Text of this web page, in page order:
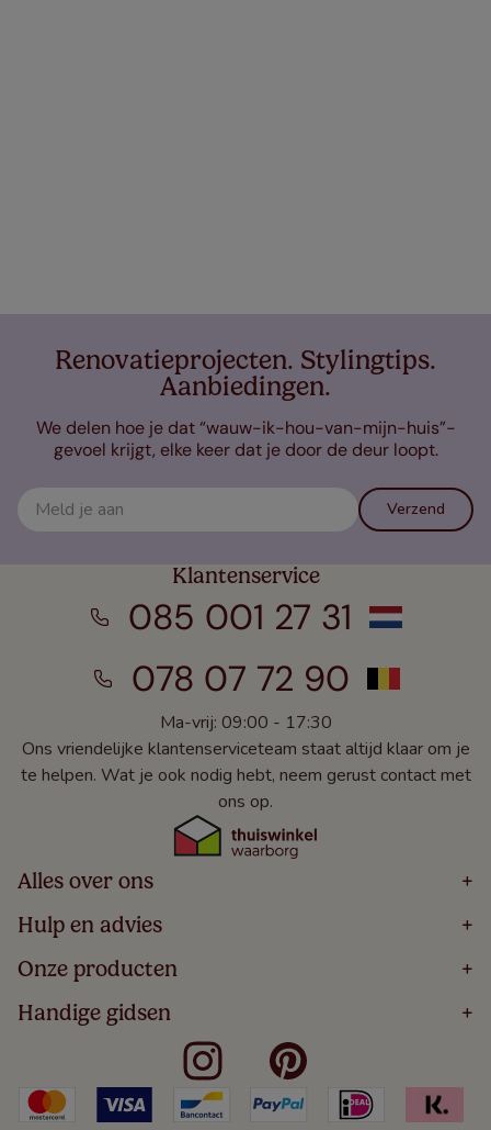
Renovatieprojecten. Stylingtips.
Aanbiedingen.
We delen hoe je dat “wauw-ik-hou-van-mijn-huis”-
gevoel krijgt, elke keer dat je door de deur loopt.
Verzend
Klantenservice
085 001 27 31
078 07 72 90
Ma-vrij: 09:00 - 17:30
Ons vriendelijke klantenserviceteam staat altijd klaar om je
te helpen. Wat je ook nodig hebt, neem gerust contact met
ons op.
Alles over ons +
Home
Over
Bestellen
Winacties
Veelgestelde Vragen
Hulp en advies +
Volg Je Bestelling
Levering
5 Jaar Garantie
Algemene Voorwaarden
Kindveiligheid
Cookies
Onze producten +
Houten Jaloezieën
Rolgordijnen
Verticale Jaloezieën
Duo Rolgordijnen
Handige gidsen +
Meten Voor Raamdecoratie
Badkamer Raamdecoratie
Slaapkamer Raamdecoratie